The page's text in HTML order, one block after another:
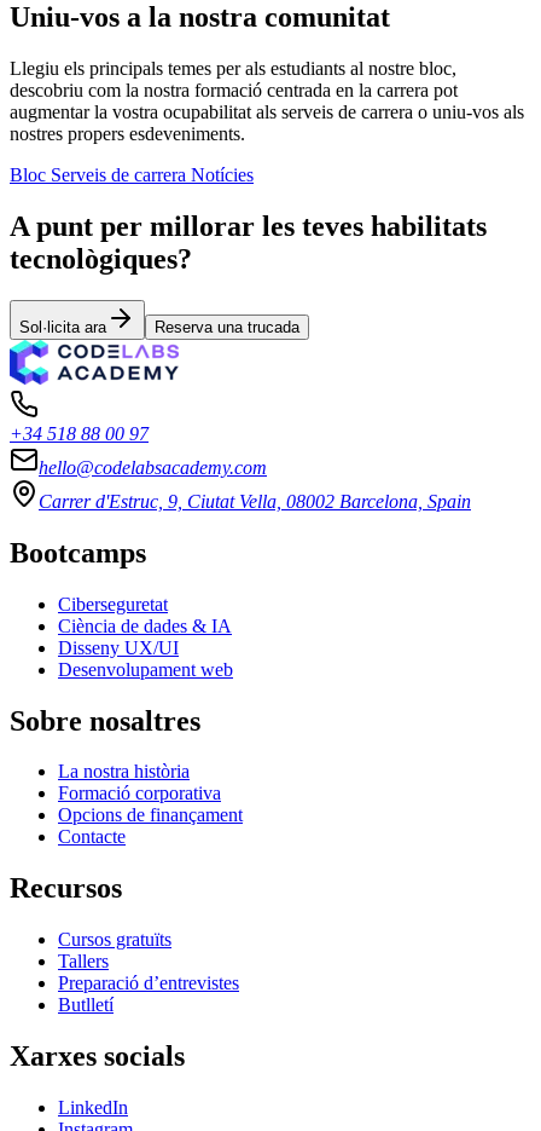
Uniu-vos a la nostra comunitat
Llegiu els principals temes per als estudiants al nostre bloc,
descobriu com la nostra formació centrada en la carrera pot
augmentar la vostra ocupabilitat als serveis de carrera o uniu-vos als
nostres propers esdeveniments.
Bloc Serveis de carrera Notícies
A punt per millorar les teves habilitats
tecnològiques?
Sol·licita ara Reserva una trucada
+34 518 88 00 97
hello@codelabsacademy.com
Carrer d'Estruc, 9, Ciutat Vella, 08002 Barcelona, Spain
Bootcamps
Ciberseguretat
Ciència de dades & IA
Disseny UX/UI
Desenvolupament web
Sobre nosaltres
La nostra història
Formació corporativa
Opcions de finançament
Contacte
Recursos
Cursos gratuïts
Tallers
Preparació d’entrevistes
Butlletí
Xarxes socials
LinkedIn